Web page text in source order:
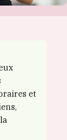
et